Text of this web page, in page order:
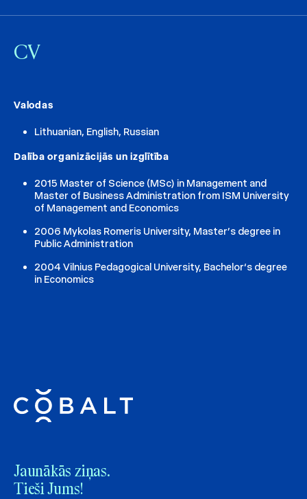
CV
Valodas
Lithuanian, English, Russian
Dalība organizācijās un izglītība
2015 Master of Science (MSc) in Management and
Master of Business Administration from ISM University
of Management and Economics
2006 Mykolas Romeris University, Master’s degree in
Public Administration
2004 Vilnius Pedagogical University, Bachelor‘s degree
in Economics
Jaunākās ziņas.
Tieši Jums!